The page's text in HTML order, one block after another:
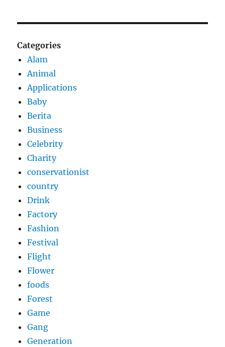
Categories
Alam
Animal
Applications
Baby
Berita
Business
Celebrity
Charity
conservationist
country
Drink
Factory
Fashion
Festival
Flight
Flower
foods
Forest
Game
Gang
Generation